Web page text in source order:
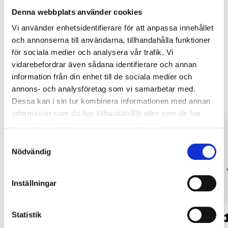
Denna webbplats använder cookies
Vi använder enhetsidentifierare för att anpassa innehållet
och annonserna till användarna, tillhandahålla funktioner
för sociala medier och analysera vår trafik. Vi
vidarebefordrar även sådana identifierare och annan
information från din enhet till de sociala medier och
annons- och analysföretag som vi samarbetar med.
Dessa kan i sin tur kombinera informationen med annan
information som du har tillhandahållit eller som de har
Nödvändig
Inställningar
Statistik
tjänsten och våra villkor.
LÄS MER
Andra kunder köpte också
179:-